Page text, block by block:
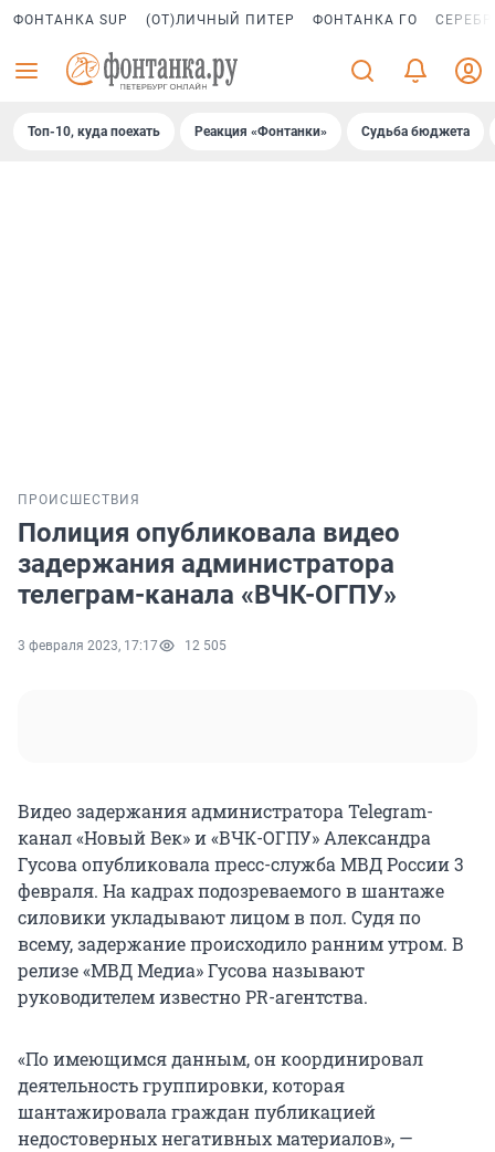
ФОНТАНКА SUP (ОТ)ЛИЧНЫЙ ПИТЕР ФОНТАНКА ГО
Топ-10, куда поехать Реакция «Фонтанки» Судьба бюджета
ПРОИСШЕСТВИЯ
Полиция опубликовала видео
задержания администратора
телеграм-канала «ВЧК-ОГПУ»
3 февраля 2023, 17:17 12 505
Видео задержания администратора Telegram-
канал «Новый Век» и «ВЧК-ОГПУ» Александра
Гусова опубликовала пресс-служба МВД России 3
февраля. На кадрах подозреваемого в шантаже
силовики укладывают лицом в пол. Судя по
всему, задержание происходило ранним утром. В
релизе «МВД Медиа» Гусова называют
руководителем известно PR-агентства.
«По имеющимся данным, он координировал
деятельность группировки, которая
шантажировала граждан публикацией
недостоверных негативных материалов», —